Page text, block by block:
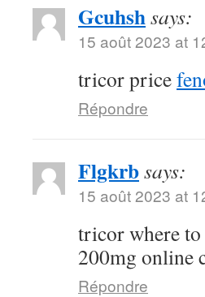
Gcuhshsays:
15 août 2023 at
tricor price
Répondre
Flgkrbsays:
15 août 2023 at
tricor where
200mg online
Répondre